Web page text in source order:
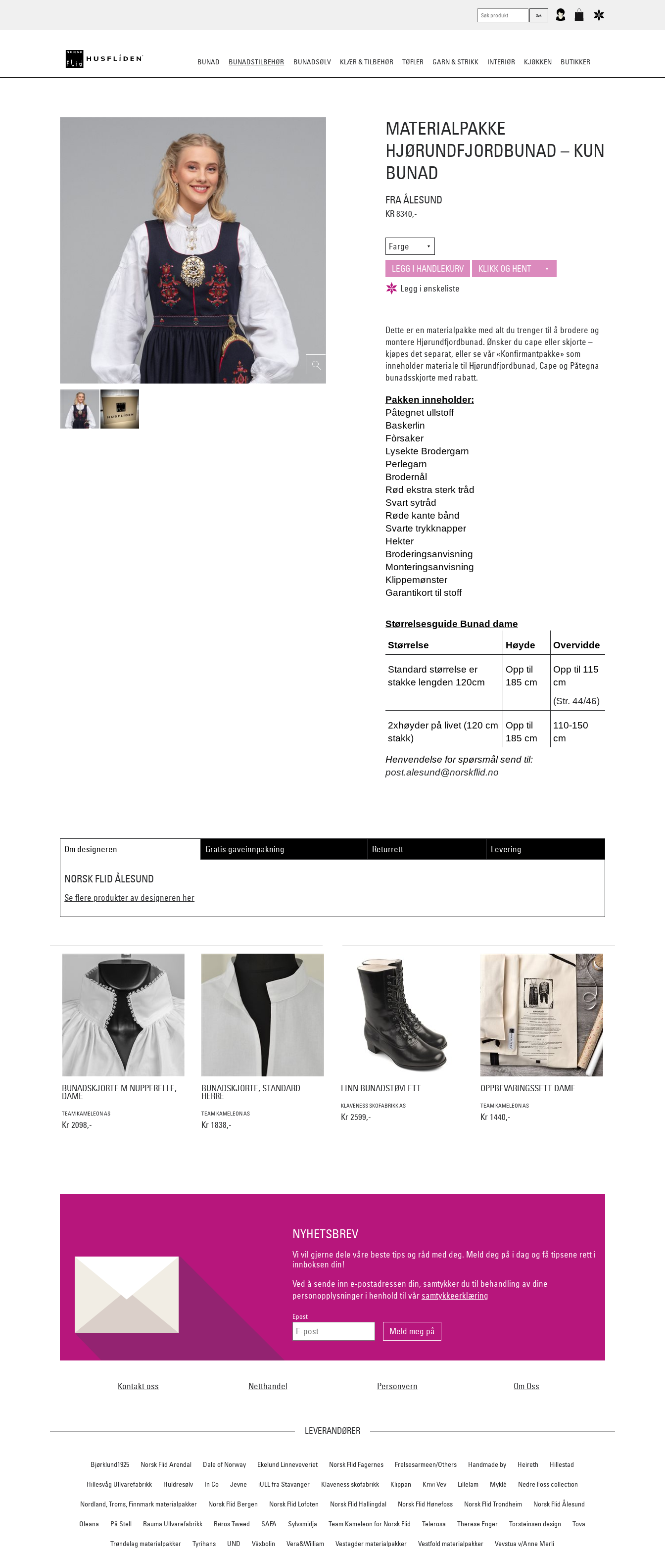
BUNAD BUNADSTILBEHØR BUNADSØLV KLÆR & TILBEHØR TØFLER GARN & STRIKK INTERIØR KJØKKEN BUTIKKER
MATERIALPAKKE
HJØRUNDFJORDBUNAD – KUN
BUNAD
FRA ÅLESUND
KR 8340,-
Dette er en materialpakke med alt du trenger til å brodere og
montere Hjørundfjordbunad. Ønsker du cape eller skjorte –
kjøpes det separat, eller se vår «Konfirmantpakke» som
inneholder materiale til Hjørundfjordbunad, Cape og Påtegna
bunadsskjorte med rabatt.
Pakken inneholder:
Påtegnet ullstoff
Baskerlin
Fòrsaker
Lysekte Brodergarn
Perlegarn
Brodernål
Rød ekstra sterk tråd
Svart sytråd
Røde kante bånd
Svarte trykknapper
Hekter
Broderingsanvisning
Monteringsanvisning
Klippemønster
Garantikort til stoff
Størrelsesguide Bunad dame
Størrelse Høyde Overvidde
Standard størrelse er
stakke lengden 120cm
Opp til
185 cm
Opp til 115
cm
(Str. 44/46)
2xhøyder på livet (120 cm
stakk)
Opp til
185 cm
110-150
cm
Henvendelse for spørsmål send til:
post.alesund@norskflid.no
Om designeren Gratis gaveinnpakning Returrett Levering
NORSK FLID ÅLESUND
Se flere produkter av designeren her
BUNADSKJORTE M NUPPERELLE,
DAME
TEAM KAMELEON AS
Kr 2098,-
BUNADSKJORTE, STANDARD
HERRE
TEAM KAMELEON AS
Kr 1838,-
LINN BUNADSTØVLETT
KLAVENESS SKOFABRIKK AS
Kr 2599,-
OPPBEVARINGSSETT DAME
TEAM KAMELEON AS
Kr 1440,-
NYHETSBREV
Vi vil gjerne dele våre beste tips og råd med deg. Meld deg på i dag og få tipsene rett i
innboksen din!
Ved å sende inn e-postadressen din, samtykker du til behandling av dine
personopplysninger i henhold til vår samtykkeerklæring
Epost
Kontakt oss Netthandel Personvern Om Oss
LEVERANDØRER
Bjørklund1925 Norsk Flid Arendal Dale of Norway Ekelund Linneveveriet Norsk Flid Fagernes Frelsesarmeen/Others Handmade by Heireth Hillestad
Hillesvåg Ullvarefabrikk Huldresølv In Co Jevne iULL fra Stavanger Klaveness skofabrikk Klippan Krivi Vev Lillelam Myklé Nedre Foss collection
Nordland, Troms, Finnmark materialpakker Norsk Flid Bergen Norsk Flid Lofoten Norsk Flid Hallingdal Norsk Flid Hønefoss Norsk Flid Trondheim Norsk Flid Ålesund
Oleana På Stell Rauma Ullvarefabrikk Røros Tweed SAFA Sylvsmidja Team Kameleon for Norsk Flid Telerosa Therese Enger Torsteinsen design Tova
Trøndelag materialpakker Tyrihans UND Växbolin Vera&William Vestagder materialpakker Vestfold materialpakker Vevstua v/Anne Merli